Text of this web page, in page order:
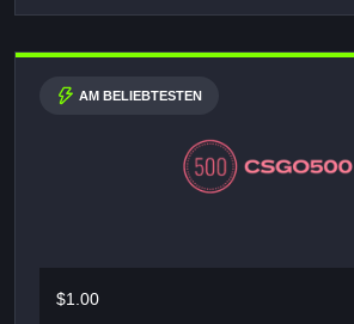
AM BELIEBTESTEN
$1.00